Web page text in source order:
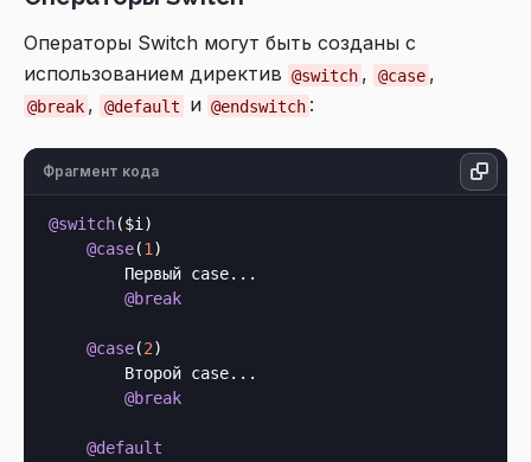
Операторы Switch могут быть созданы с
использованием директив @switch , @case ,
@break , @default и @endswitch :
Фрагмент кода
@switch($i)
@case(1)
        Первый case...
@break
@case(2)
        Второй case...
@break
@default